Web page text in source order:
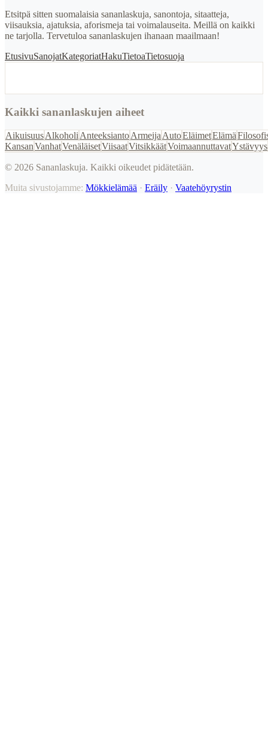
Etsitpä sitten suomalaisia sananlaskuja, sanontoja, sitaatteja,
viisauksia, ajatuksia, aforismeja tai voimalauseita. Meillä on kaikki
ne tarjolla. Tervetuloa sananlaskujen ihanaan maailmaan!
EtusivuSanojatKategoriatHakuTietoaTietosuoja
Kaikki sananlaskujen aiheet
AikuisuusAlkoholi AnteeksiantoArmeija AutoEläimetElämä
KansanVanhatVenäläisetViisaatVitsikkäätVoimaannuttavatYstävyys
© 2026 Sananlaskuja. Kaikki oikeudet pidätetään.
Muita sivustojamme: Mökkielämää · Eräily · Vaatehöyrystin